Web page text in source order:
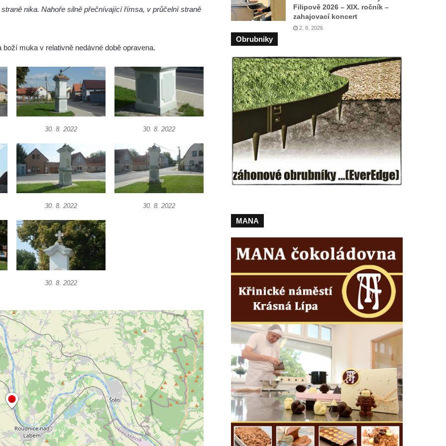
nika. Nahoře silně přečnívající římsa, v průčelní straně
muka v relativně nedávné době opravena.
30. 8. 2022 30. 8. 2022
30. 8. 2022 30. 8. 2022
30. 8. 2022
Filipově 2026 – XIX. ročník –
zahajovací koncert
2. 8. 2026
Obrubniky
MANA